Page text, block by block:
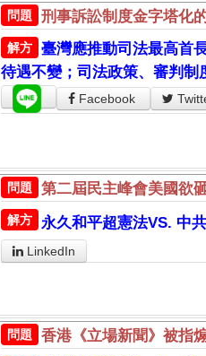
問題 刑事訴訟制度金字塔化
解方
臺灣應推動司法最高首
待遇不變；司法政策、審判制
Facebook
問題 第二屆民主峰會美國欲
解方 永久和平超憲法VS. 中
LinkedIn
問題 香港《立場新聞》被指